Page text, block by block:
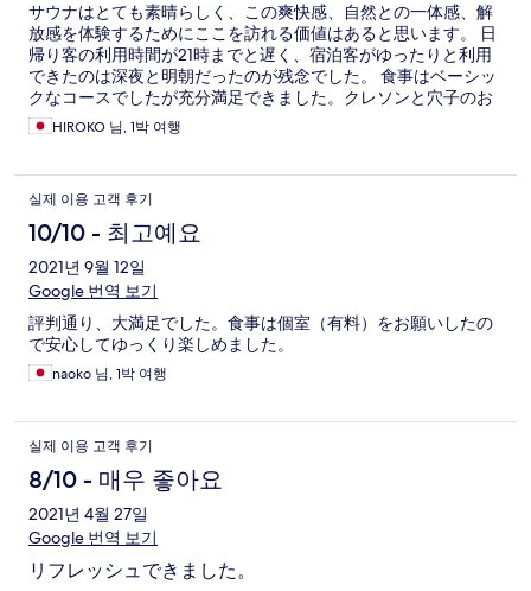
サウナはとても素晴らしく、この爽快感、自然との一体感、解
放感を体験するためにここを訪れる価値はあると思います。 日
帰り客の利用時間が21時までと遅く、宿泊客がゆったりと利用
できたのは深夜と明朝だったのが残念でした。 食事はベーシッ
クなコースでしたが充分満足できました。クレソンと穴子のお
鍋が美味しかったです。 宿泊施設自体は古く、リノベーション
してあるものの、手入れが行き届いていない部分が目立ちま
しく見えました。さらに部屋のかび臭は滞在中ずっと不快でし
た。早急に改善すべきと感じます。 チームラボによるインスタ
レーションも開催されており、食後に散策していい運動になり
ました。
HIROKO 님, 1박 여행
실제 이용 고객 후기
10/10 - 최고예요
2021년 9월 12일
Google 번역 보기
評判通り、大満足でした。食事は個室（有料）をお願いしたの
で安心してゆっくり楽しめました。
naoko 님, 1박 여행
실제 이용 고객 후기
8/10 - 매우 좋아요
2021년 4월 27일
Google 번역 보기
リフレッシュできました。